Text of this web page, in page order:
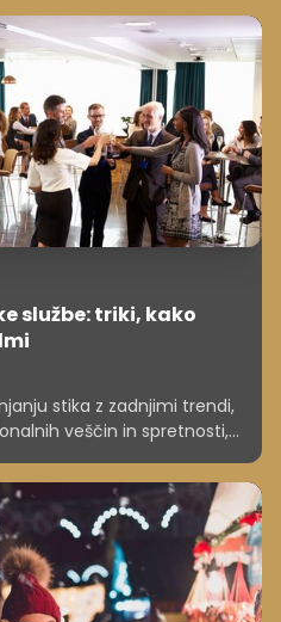
krajev in zraven še
delovnih mest in najdite
samo za študente, temveč
malce več dopusta.
službe: triki, kako
stika z zadnjimi trendi,
veščin in spretnosti,
strank. Skratka omogoča
virov, ki so pomembni za